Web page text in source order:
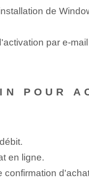
de
par e-
POUR
en ligne.